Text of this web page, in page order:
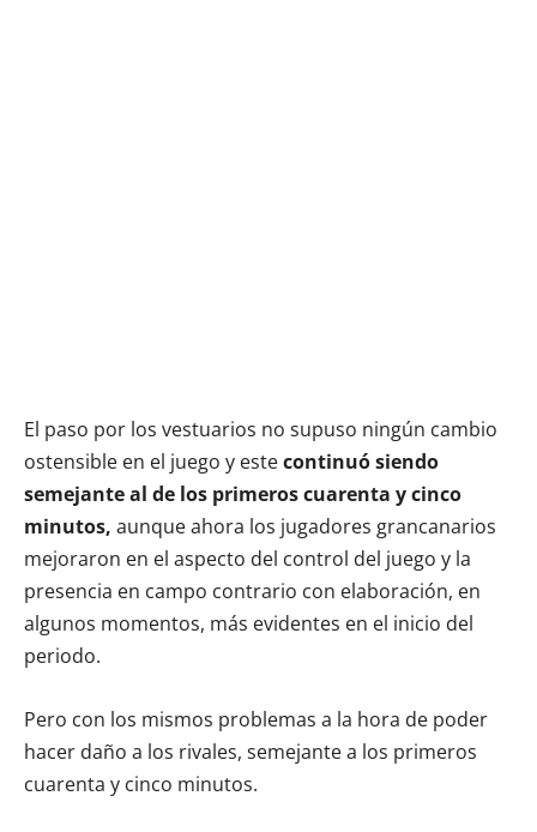
El paso por los vestuarios no supuso ningún cambio
ostensible en el juego y estecontinuó siendo
semejante al de los primeros cuarenta y cinco
minutos, aunque ahora los jugadores grancanarios
mejoraron en el aspecto del control del juego y la
presencia en campo contrario con elaboración, en
algunos momentos, más evidentes en el inicio del
periodo.
Pero con los mismos problemas a la hora de poder
hacer daño a los rivales, semejante a los primeros
cuarenta y cinco minutos.